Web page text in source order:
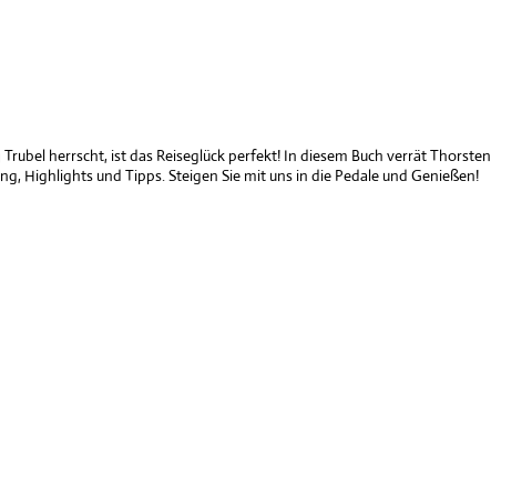
herrscht, ist das Reiseglück perfekt! In diesem Buch verrät Thorsten
Highlights und Tipps. Steigen Sie mit uns in die Pedale und Genießen!